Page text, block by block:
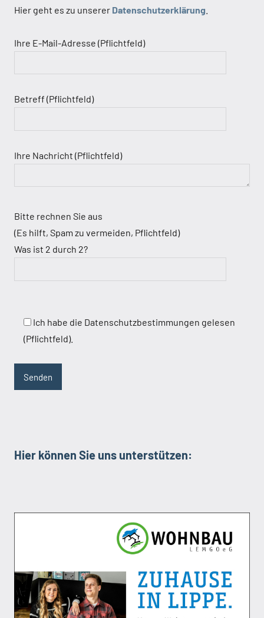
Hier geht es zu unserer Datenschutzerklärung
Ihre E-Mail-Adresse (Pflichtfeld)
Betreff (Pflichtfeld)
Ihre Nachricht (Pflichtfeld)
Bitte rechnen Sie aus
(Es hilft, Spam zu vermeiden, Pflichtfeld)
Was ist 2 durch 2?
Ich habe die Datenschutzbestimmungen gelesen
(Pflichtfeld).
Hier können Sie uns unterstützen: